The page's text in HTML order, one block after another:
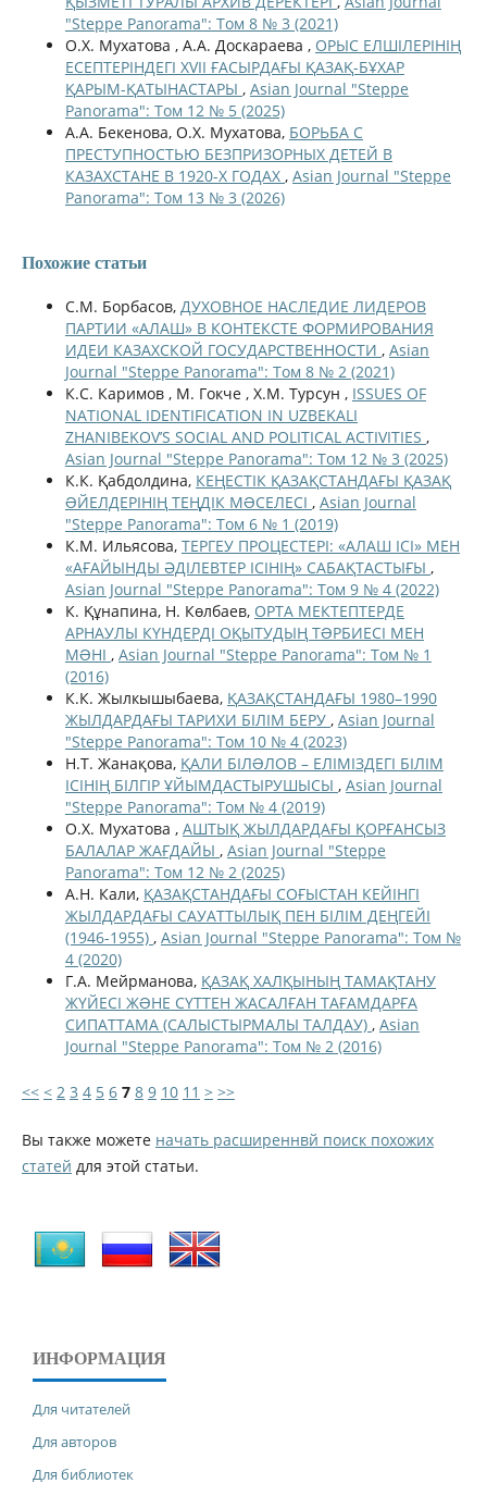
"Steppe Panorama": Том 8 № 3 (2021)
О.Х. Мухатова , А.А. Доскараева , ОРЫС ЕЛШІЛЕРІНІҢ
ЕСЕПТЕРІНДЕГІ XVII ҒАСЫРДАҒЫ ҚАЗАҚ-БҰХАР
ҚАРЫМ-ҚАТЫНАСТАРЫ , Asian Journal "Steppe
Panorama": Том 12 № 5 (2025)
А.А. Бекенова, О.Х. Мухатова, БОРЬБА С
ПРЕСТУПНОСТЬЮ БЕЗПРИЗОРНЫХ ДЕТЕЙ В
КАЗАХСТАНЕ В 1920-Х ГОДАХ , Asian Journal "Steppe
Panorama": Том 13 № 3 (2026)
Похожие статьи
С.М. Борбасов, ДУХОВНОЕ НАСЛЕДИЕ ЛИДЕРОВ
ПАРТИИ «АЛАШ» В КОНТЕКСТЕ ФОРМИРОВАНИЯ
ИДЕИ КАЗАХСКОЙ ГОСУДАРСТВЕННОСТИ , Asian
Journal "Steppe Panorama": Том 8 № 2 (2021)
К.С. Каримов , М. Гокче , Х.М. Турсун , ISSUES OF
NATIONAL IDENTIFICATION IN UZBEKALI
ZHANIBEKOV’S SOCIAL AND POLITICAL ACTIVITIES ,
Asian Journal "Steppe Panorama": Том 12 № 3 (2025)
К.К. Қабдолдина, КЕҢЕСТІК ҚАЗАҚСТАНДАҒЫ ҚАЗАҚ
ƏЙЕЛДЕРІНІҢ ТЕҢДІК МƏСЕЛЕСІ , Asian Journal
"Steppe Panorama": Том 6 № 1 (2019)
К.М. Ильясова, ТЕРГЕУ ПРОЦЕСТЕРІ: «АЛАШ ІСІ» МЕН
«АҒАЙЫНДЫ ӘДІЛЕВТЕР ІСІНІҢ» САБАҚТАСТЫҒЫ ,
Asian Journal "Steppe Panorama": Том 9 № 4 (2022)
К. Құнапина, Н. Көлбаев, ОРТА МЕКТЕПТЕРДЕ
АРНАУЛЫ КҮНДЕРДІ ОҚЫТУДЫҢ ТƏРБИЕСІ МЕН
МƏНІ , Asian Journal "Steppe Panorama": Том № 1
(2016)
К.К. Жылкышыбаева, ҚАЗАҚСТАНДАҒЫ 1980–1990
ЖЫЛДАРДАҒЫ ТАРИХИ БІЛІМ БЕРУ , Asian Journal
"Steppe Panorama": Том 10 № 4 (2023)
Н.Т. Жанақова, ҚАЛИ БІЛƏЛОВ – ЕЛІМІЗДЕГІ БІЛІМ
ІСІНІҢ БІЛГІР ҰЙЫМДАСТЫРУШЫСЫ , Asian Journal
"Steppe Panorama": Том № 4 (2019)
О.Х. Мухатова , АШТЫҚ ЖЫЛДАРДАҒЫ ҚОРҒАНСЫЗ
БАЛАЛАР ЖАҒДАЙЫ , Asian Journal "Steppe
Panorama": Том 12 № 2 (2025)
А.Н. Кали, ҚАЗАҚСТАНДАҒЫ СОҒЫСТАН КЕЙІНГІ
ЖЫЛДАРДАҒЫ САУАТТЫЛЫҚ ПЕН БІЛІМ ДЕҢГЕЙІ
(1946-1955) , Asian Journal "Steppe Panorama": Том №
4 (2020)
Г.А. Мейрманова, ҚАЗАҚ ХАЛҚЫНЫҢ ТАМАҚТАНУ
ЖҮЙЕСІ ЖƏНЕ СҮТТЕН ЖАСАЛҒАН ТАҒАМДАРҒА
СИПАТТАМА (САЛЫСТЫРМАЛЫ ТАЛДАУ) , Asian
Journal "Steppe Panorama": Том № 2 (2016)
<< < 2 3 4 5 6 7 8 9 10 11 > >>
Вы также можете начать расширеннвй поиск похожих
статей для этой статьи.
ИНФОРМАЦИЯ
Для читателей
Для авторов
Для библиотек